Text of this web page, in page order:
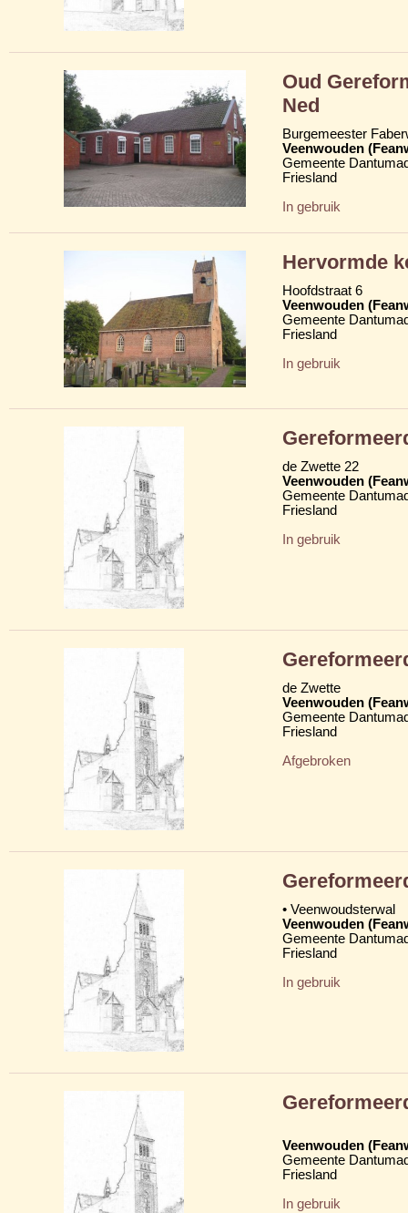
Oud
Ned
Burgemeester
Veenwouden
Gemeente
Friesland
In gebruik
Hervormde
Hoofdstraat 6
Veenwouden
Gemeente
Friesland
In gebruik
de Zwette 22
Veenwouden
Gemeente
Friesland
In gebruik
de Zwette
Veenwouden
Gemeente
Friesland
Afgebroken
• Veenwoudsterwal
Veenwouden
Gemeente
Friesland
In gebruik
Veenwouden
Gemeente
Friesland
In gebruik